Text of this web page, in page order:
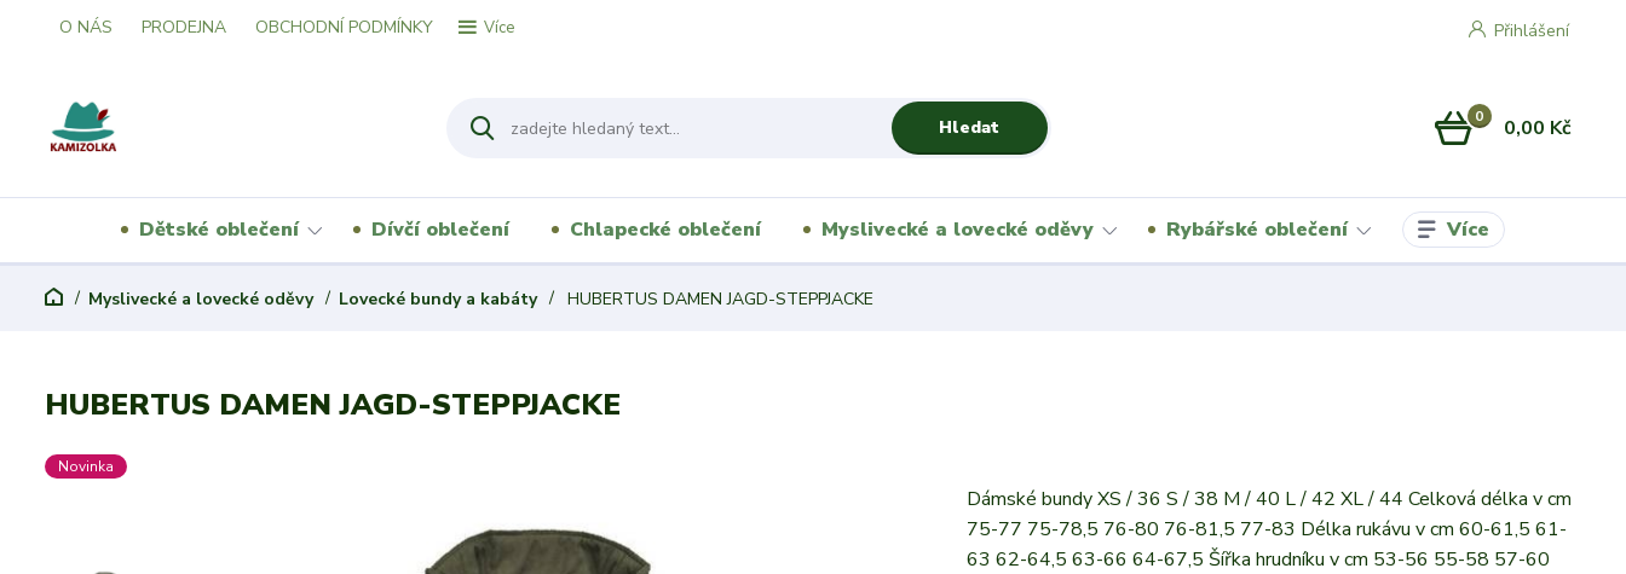
O NÁS PRODEJNA OBCHODNÍ PODMÍNKY Více Přihlášení
Hledat 0 0,00 Kč
Dětské oblečení Dívčí oblečení Chlapecké oblečení Myslivecké a lovecké oděvy Rybářské oblečení Více
Myslivecké a lovecké oděvy Lovecké bundy a kabáty HUBERTUS DAMEN JAGD-STEPPJACKE
HUBERTUS DAMEN JAGD-STEPPJACKE
Novinka
Dámské bundy XS / 36 S / 38 M / 40 L / 42 XL / 44 Celková délka v cm
75-77 75-78,5 76-80 76-81,5 77-83 Délka rukávu v cm 60-61,5 61-
63 62-64,5 63-66 64-67,5 Šířka hrudníku v cm 53-56 55-58 57-60